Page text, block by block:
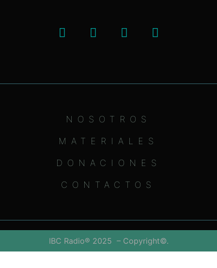
NOSOTROS
MATERIALES
DONACIONES
CONTACTOS
IBC Radio® 2025 – Copyright©.